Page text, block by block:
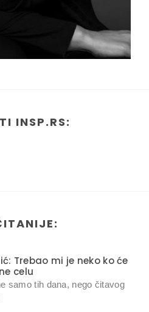
INSP.RS:
Trebao mi je neko ko će
celu
samo tih dana, nego čitavog